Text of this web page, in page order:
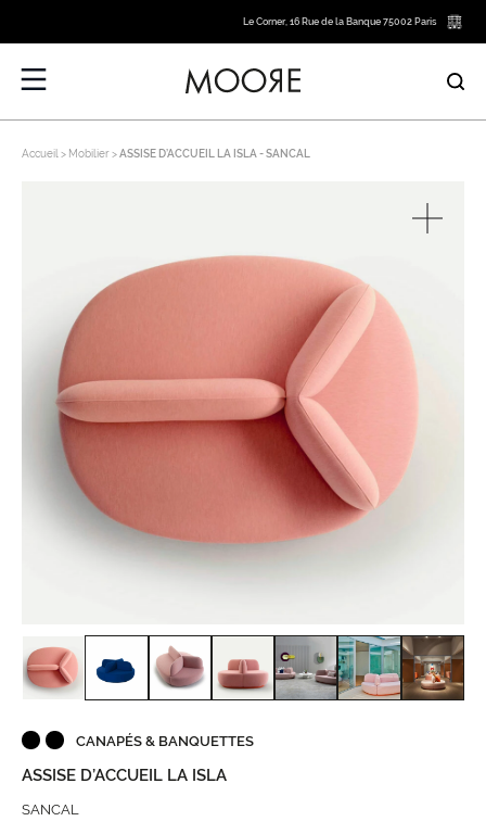
Le Corner, 16 Rue de la Banque 75002 Paris
Accueil Mobilier ASSISE D’ACCUEIL LA ISLA - SANCAL
CANAPÉS & BANQUETTES
ASSISE D’ACCUEIL LA ISLA
SANCAL